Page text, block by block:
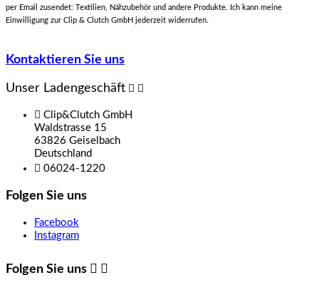
per Email zusendet: Textilien, Nähzubehör und andere Produkte. Ich kann meine
Einwilligung zur Clip & Clutch GmbH jederzeit widerrufen.
Kontaktieren Sie uns
Unser Ladengeschäft  
 Clip&Clutch GmbH
Waldstrasse 15
63826 Geiselbach
Deutschland
 06024-1220
Folgen Sie uns
Facebook
Instagram
Folgen Sie uns  